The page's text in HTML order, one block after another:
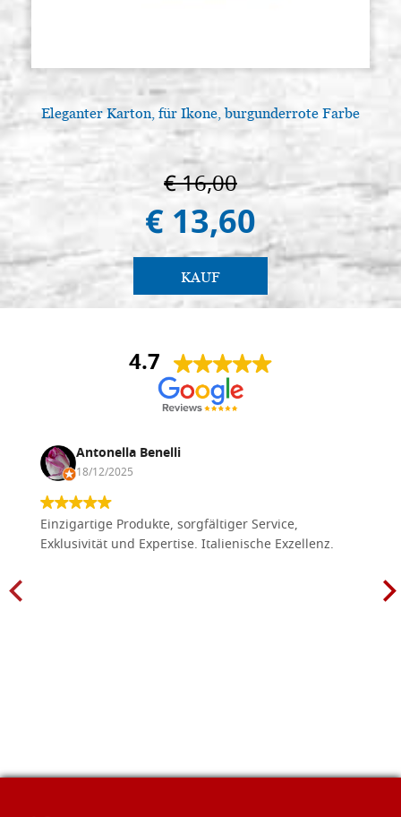
Eleganter Karton, für Ikone, burgunderrote Farbe
€ 16,00
€ 13,60
KAUF
4.7
Antonella Benelli
18/12/2025
Einzigartige Produkte, sorgfältiger Service,
Exklusivität und Expertise. Italienische Exzellenz.